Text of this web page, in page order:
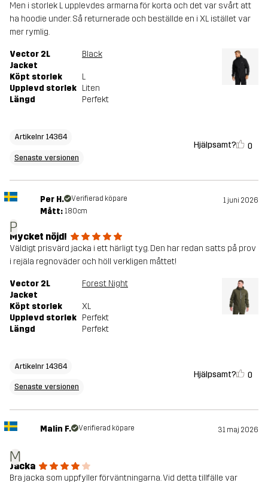
Men i storlek L upplevdes armarna för korta och det var svårt att
ha hoodie under. Så returnerade och beställde en i XL istället var
mer rymlig.
Vector 2L
Jacket
Black
Köpt storlek
L
Upplevd storlek Liten
Längd
Perfekt
Artikelnr 14364
Senaste versionen
Hjälpsamt? 0
P
Per H. Verifierad köpare 1 juni 2026
Mått: 180cm
Mycket nöjd!
Väldigt prisvärd jacka i ett härligt tyg. Den har redan satts på prov
i rejäla regnoväder och höll verkligen måttet!
Vector 2L
Jacket
Forest Night
Köpt storlek
XL
Upplevd storlek Perfekt
Längd
Perfekt
Artikelnr 14364
Senaste versionen
Hjälpsamt? 0
M
Malin F. Verifierad köpare 31 maj 2026
Jacka
Bra jacka som uppfyller förväntningarna. Vid detta tillfälle var